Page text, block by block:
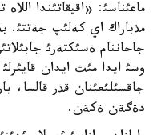
ماعئناسئ: «اقيقاتئندا
مذباراك اي كةلئپ جةتتئ.
جاحاننام ةسئكتةرئ
وسئ ايدا مئث ايدان
جاقسئلئعئنان قذر قالسا،
دةگةن ةكةن.